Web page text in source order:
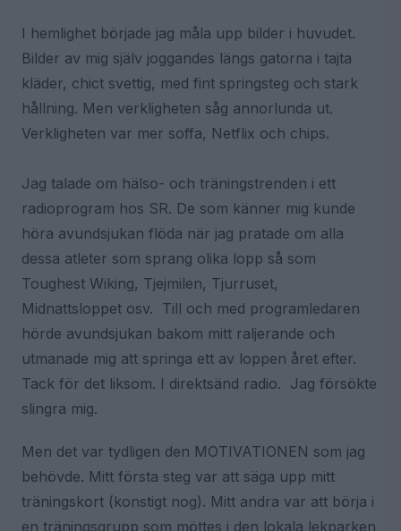
I hemlighet började jag måla upp bilder i huvudet.
Bilder av mig själv joggandes längs gatorna i tajta
kläder, chict svettig, med fint springsteg och stark
hållning. Men verkligheten såg annorlunda ut.
Verkligheten var mer soffa, Netflix och chips.
Jag talade om hälso- och träningstrenden i ett
radioprogram hos SR. De som känner mig kunde
höra avundsjukan flöda när jag pratade om alla
dessa atleter som sprang olika lopp så som
Toughest Wiking, Tjejmilen, Tjurruset,
Midnattsloppet osv. Till och med programledaren
hörde avundsjukan bakom mitt raljerande och
utmanade mig att springa ett av loppen året efter.
Tack för det liksom. I direktsänd radio. Jag försökte
slingra mig.
Men det var tydligen den MOTIVATIONEN som jag
behövde. Mitt första steg var att säga upp mitt
träningskort (konstigt nog). Mitt andra var att börja i
en träningsgrupp som möttes i den lokala lekparken